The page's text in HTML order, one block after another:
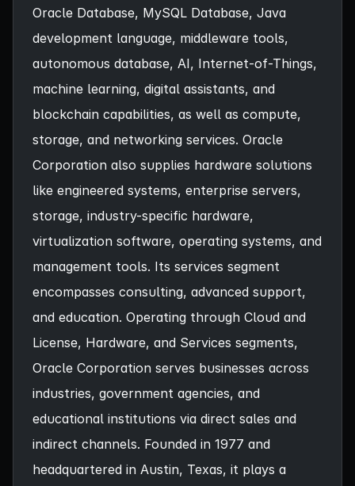
Oracle Database, MySQL Database, Java
development language, middleware tools,
autonomous database, AI, Internet-of-Things,
machine learning, digital assistants, and
blockchain capabilities, as well as compute,
storage, and networking services. Oracle
Corporation also supplies hardware solutions
like engineered systems, enterprise servers,
storage, industry-specific hardware,
virtualization software, operating systems, and
management tools. Its services segment
encompasses consulting, advanced support,
and education. Operating through Cloud and
License, Hardware, and Services segments,
Oracle Corporation serves businesses across
industries, government agencies, and
educational institutions via direct sales and
indirect channels. Founded in 1977 and
headquartered in Austin, Texas, it plays a